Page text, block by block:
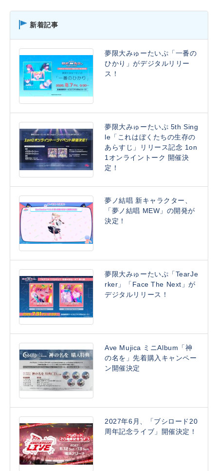
新着記事
夢限大みゅーたいぷ「一番の
ひかり」がデジタルリリー
ス！
夢限大みゅーたいぷ 5th Sing
le「これはぼくたちの生存の
あらすじ」リリース記念 1on
1オンライントーク 開催決
定！
夢ノ結唱 新キャラクター、
「夢ノ結唱 MEW」の開発が
決定！
夢限大みゅーたいぷ「TearJe
rker」「Face The Next」が
デジタルリリース！
Ave Mujica ミニAlbum「神
の名を」先着購入キャンペー
ン開催決定
2027年6月、「ブシロード20
周年記念ライブ」開催決定！